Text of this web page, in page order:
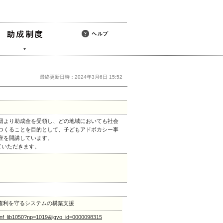
最終更新日時：2024年3月6日 15:52
り助成金を受領し、どの地域においても社会
ることを目的として、子どもアドボカシー事
開講しています。
ただきます。
利を守るシステムの構築支援